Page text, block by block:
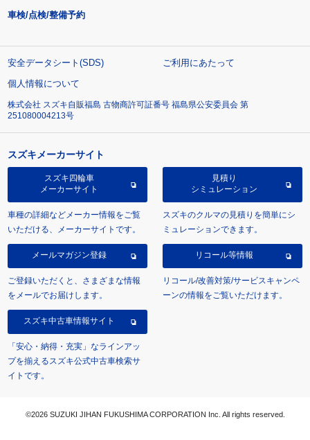
車検/点検/整備予約
安全データシート(SDS)
ご利用にあたって
個人情報について
株式会社 スズキ自販福島 古物商許可証番号 福島県公安委員会 第
251080004213号
スズキメーカーサイト
スズキ四輪車
メーカーサイト
車種の詳細などメーカー情報をご覧
いただける、メーカーサイトです。
見積り
シミュレーション
スズキのクルマの見積りを簡単にシ
ミュレーションできます。
メールマガジン登録
ご登録いただくと、さまざまな情報
をメールでお届けします。
リコール等情報
リコール/改善対策/サービスキャンペ
ーンの情報をご覧いただけます。
スズキ中古車情報サイト
「安心・納得・充実」なラインアッ
プを揃えるスズキ公式中古車検索サ
イトです。
©2026 SUZUKI JIHAN FUKUSHIMA CORPORATION Inc. All rights reserved.